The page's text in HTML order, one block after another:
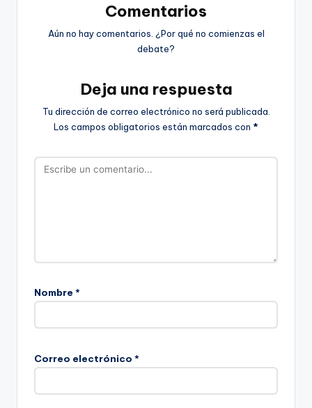
Comentarios
Aún no hay comentarios. ¿Por qué no comienzas el
debate?
Deja una respuesta
Tu dirección de correo electrónico no será publicada.
Los campos obligatorios están marcados con *
Nombre *
Correo electrónico *